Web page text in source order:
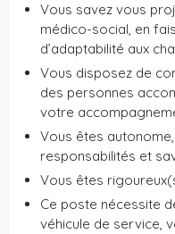
Vous savez vous
médico-social, en
d’adaptabilité aux
Vous disposez de
des personnes
votre
Vous êtes
responsabilités et
Vous êtes
Ce poste nécessite
véhicule de service,